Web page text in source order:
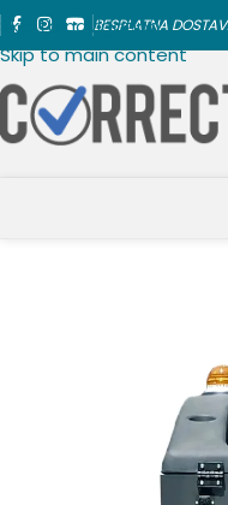
Skip to navigation
Skip to main content
BESPLATNA